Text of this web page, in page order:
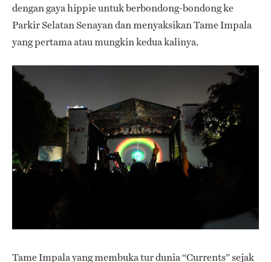
dengan gaya hippie untuk berbondong-bondong ke
Parkir Selatan Senayan dan menyaksikan Tame Impala
yang pertama atau mungkin kedua kalinya.
Tame Impala yang membuka tur dunia “Currents” sejak